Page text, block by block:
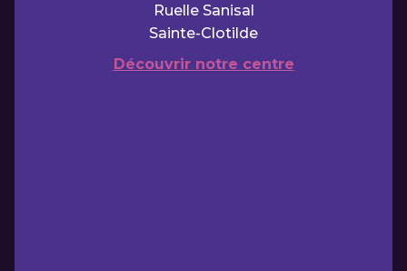
Ruelle Sanisal
Sainte-Clotilde
Découvrir notre centre